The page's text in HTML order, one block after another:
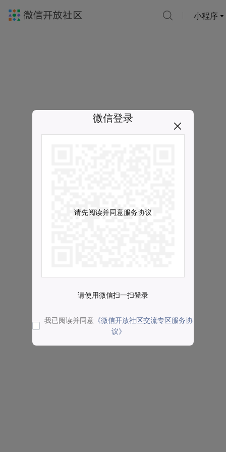
小程序
微信登录
请先阅读并同意服务协议
请使用微信扫一扫登录
我已阅读并同意 《微信开放社区交流专区服务协
议》